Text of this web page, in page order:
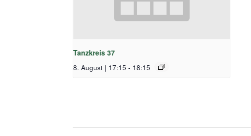
Tanzkreis 37
8. August | 17:15 - 18:15